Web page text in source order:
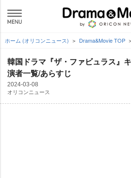
ホーム (オリコンニュース) Drama&Movie TOP
韓国ドラマ『ザ・ファビュラス』
演者一覧/あらすじ
2024-03-08
オリコンニュース